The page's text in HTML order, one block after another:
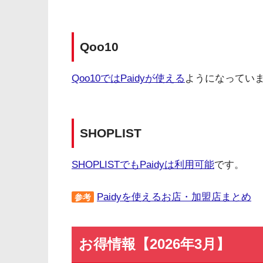
Qoo10
Qoo10ではPaidyが使える ようになってい
SHOPLIST
SHOPLISTでもPaidyは利用可能です。
参考 Paidyを使えるお店・加盟店まとめ
お得情報【2026年3月】